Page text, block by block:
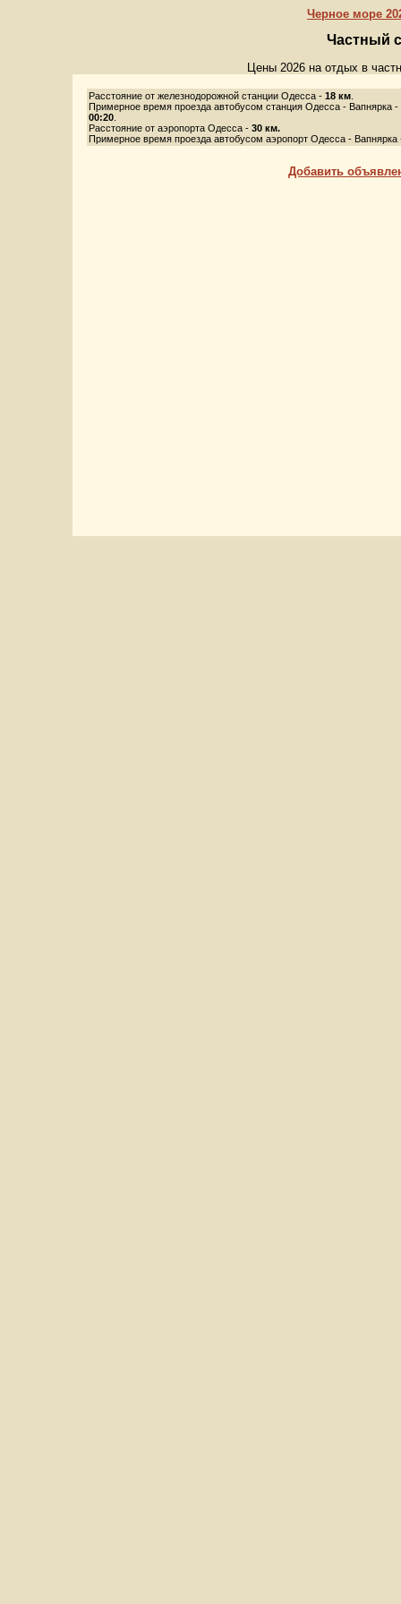
Черное море
Частный
Цены 2026 на отдых в
Расстояние от железнодорожной станции Одесса - 18 км.
Примерное время проезда автобусом станция Одесса - Вапнярка -
00:20.
Расстояние от аэропорта Одесса - 30 км.
Примерное время проезда автобусом аэропорт Одесса -
Добавить